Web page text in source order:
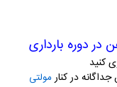
دوره بارداری
کنید
در کنارمولتی